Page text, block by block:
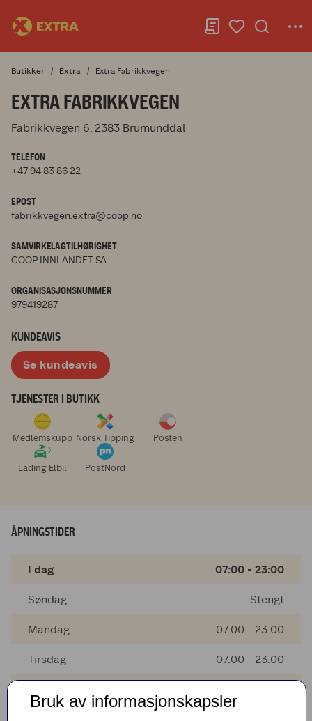
Butikker Extra Extra Fabrikkvegen
EXTRA FABRIKKVEGEN
Fabrikkvegen 6, 2383 Brumunddal
TELEFON
+47 94 83 86 22
EPOST
fabrikkvegen.extra@coop.no
SAMVIRKELAGTILHØRIGHET
COOP INNLANDET SA
ORGANISASJONSNUMMER
979419287
KUNDEAVIS
Se kundeavis
TJENESTER I BUTIKK
Medlemskupp Norsk Tipping Posten
Lading Elbil PostNord
ÅPNINGSTIDER
I dag 07:00 - 23:00
Søndag Stengt
Mandag 07:00 - 23:00
Tirsdag 07:00 - 23:00
Bruk av informasjonskapsler